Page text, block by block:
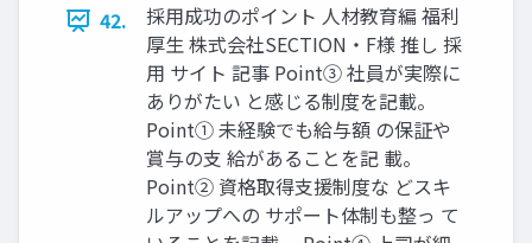
42.
採⽤成功のポイント ⼈材教育編 福利
厚⽣ 株式会社SECTION‧F様 推し 採
⽤ サイト 記事 Point③ 社員が実際に
ありがたい と感じる制度を記載。
Point① 未経験でも給与額 の保証や
賞与の⽀ 給があることを記 載。
Point② 資格取得⽀援制度な どスキ
ルアップへの サポート体制も整っ て